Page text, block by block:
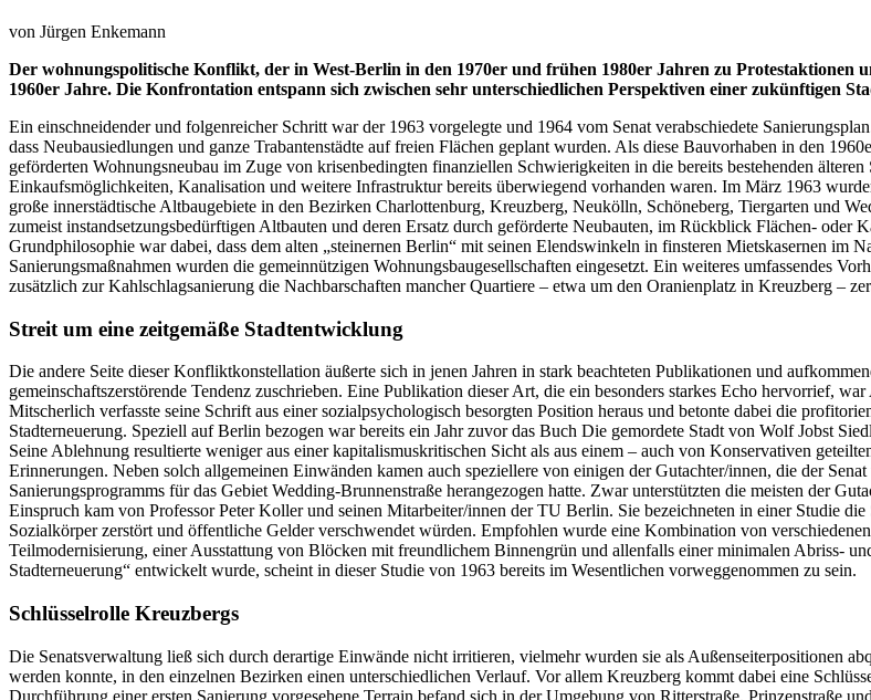
von Jürgen Enkemann
Der wohnungspolitische Konflikt, der in West-Berlin in den 1970er und frühen 1980er Jahren zu Protestaktionen
1960er Jahre. Die Konfrontation entspann sich zwischen sehr unterschiedlichen Perspektiven einer
Ein einschneidender und folgenreicher Schritt war der 1963 vorgelegte und 1964 vom Senat verabschiedete
dass Neubausiedlungen und ganze Trabantenstädte auf freien Flächen geplant wurden. Als diese Bauvorhaben in den
geförderten Wohnungsneubau im Zuge von krisenbedingten finanziellen Schwierigkeiten in die bereits bestehenden
Einkaufsmöglichkeiten, Kanalisation und weitere Infrastruktur bereits überwiegend vorhanden waren. Im März 1963
große innerstädtische Altbaugebiete in den Bezirken Charlottenburg, Kreuzberg, Neukölln, Schöneberg, Tiergarten und
zumeist instandsetzungsbedürftigen Altbauten und deren Ersatz durch geförderte Neubauten, im Rückblick Flächen- oder
Grundphilosophie war dabei, dass dem alten „steinernen Berlin“ mit seinen Elendswinkeln in finsteren Mietskasernen im
Sanierungsmaßnahmen wurden die gemeinnützigen Wohnungsbaugesellschaften eingesetzt. Ein weiteres umfassendes
zusätzlich zur Kahlschlagsanierung die Nachbarschaften mancher Quartiere – etwa um den Oranienplatz in
Streit um eine zeitgemäße Stadtentwicklung
Die andere Seite dieser Konfliktkonstellation äußerte sich in jenen Jahren in stark beachteten Publikationen und
gemeinschaftszerstörende Tendenz zuschrieben. Eine Publikation dieser Art, die ein besonders starkes Echo hervorrief,
Mitscherlich verfasste seine Schrift aus einer sozialpsychologisch besorgten Position heraus und betonte dabei die
Stadterneuerung. Speziell auf Berlin bezogen war bereits ein Jahr zuvor das Buch Die gemordete Stadt von Wolf Jobst
Seine Ablehnung resultierte weniger aus einer kapitalismuskritischen Sicht als aus einem – auch von Konservativen
Erinnerungen. Neben solch allgemeinen Einwänden kamen auch speziellere von einigen der Gutachter/innen, die der
Sanierungsprogramms für das Gebiet Wedding-Brunnenstraße herangezogen hatte. Zwar unterstützten die meisten der
Einspruch kam von Professor Peter Koller und seinen Mitarbeiter/innen der TU Berlin. Sie bezeichneten in einer Studie
Sozialkörper zerstört und öffentliche Gelder verschwendet würden. Empfohlen wurde eine Kombination von
Teilmodernisierung, einer Ausstattung von Blöcken mit freundlichem Binnengrün und allenfalls einer minimalen Abriss-
Stadterneuerung“ entwickelt wurde, scheint in dieser Studie von 1963 bereits im Wesentlichen
Schlüsselrolle Kreuzbergs
Die Senatsverwaltung ließ sich durch derartige Einwände nicht irritieren, vielmehr wurden sie als Außenseiterpositionen
werden konnte, in den einzelnen Bezirken einen unterschiedlichen Verlauf. Vor allem Kreuzberg kommt dabei eine
Durchführung einer ersten Sanierung vorgesehene Terrain befand sich in der Umgebung von Ritterstraße, Prinzenstraße